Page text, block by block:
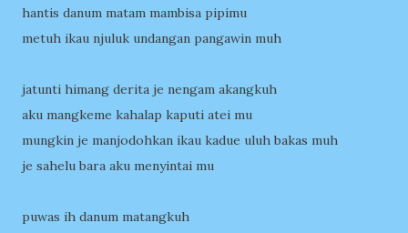
hantis danum matam mambisa pipimu
metuh ikau njuluk undangan pangawin muh
jatunti himang derita je nengam akangkuh
aku mangkeme kahalap kaputi atei mu
mungkin je manjodohkan ikau kadue uluh bakas muh
je sahelu bara aku menyintai mu
puwas ih danum matangkuh